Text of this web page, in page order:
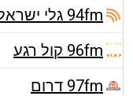
94fm גלי ישראל
96fm קול רגע
97fm דרום